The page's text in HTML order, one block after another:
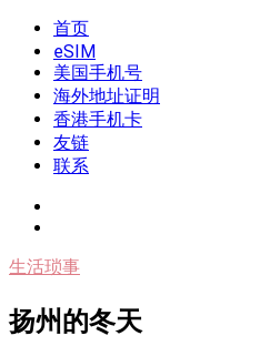
Skip
content
我是王掌柜
新闻酸菜馆|极客电台|自媒体联盟
首页
eSIM
美国手机号
海外地址证明
香港手机卡
友链
联系
生活琐事
扬州的冬天